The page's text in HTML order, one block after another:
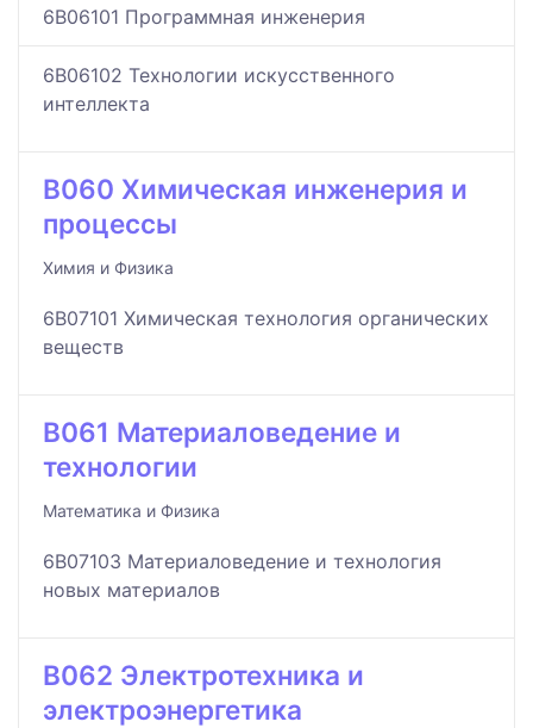
6B06101 Программная инженерия
6B06102 Технологии искусственного
интеллекта
B060 Химическая инженерия и
процессы
Химия и Физика
6B07101 Химическая технология органических
веществ
B061 Материаловедение и
технологии
Математика и Физика
6B07103 Материаловедение и технология
новых материалов
B062 Электротехника и
электроэнергетика